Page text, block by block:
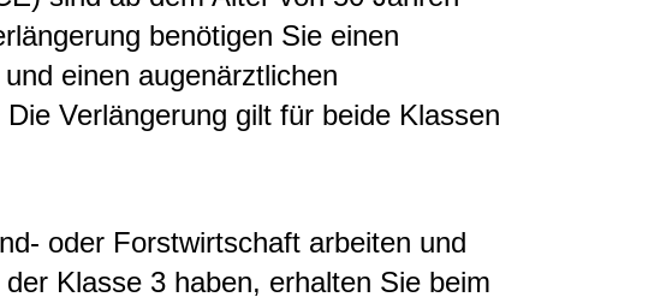
benötigen Sie einen
einen augenärztlichen
Verlängerung gilt für beide Klassen
oder Forstwirtschaft arbeiten und
Klasse 3 haben, erhalten Sie beim